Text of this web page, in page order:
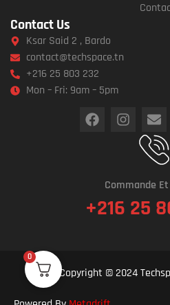
0
Contact Us
Ksar Said 2 , Bardo
contact@techspace.tn
+216 25 803 232
Mon – Fri: 9am – 5pm
Commande
+216 25
Copyright © 2024